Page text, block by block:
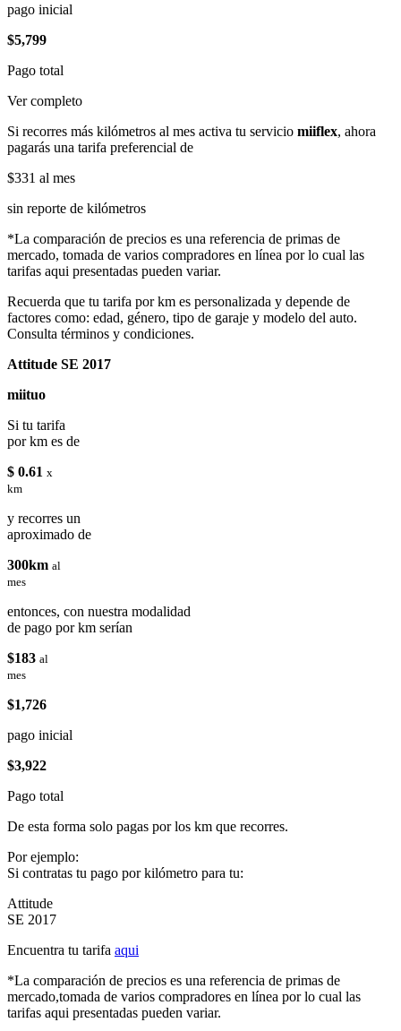
pago inicial
$5,799
Pago total
Ver completo
Si recorres más kilómetros al mes activa tu servicio miiflex, ahora
pagarás una tarifa preferencial de
$331 al mes
sin reporte de kilómetros
*La comparación de precios es una referencia de primas de
mercado, tomada de varios compradores en línea por lo cual las
tarifas aqui presentadas pueden variar.
Recuerda que tu tarifa por km es personalizada y depende de
factores como: edad, género, tipo de garaje y modelo del auto.
Consulta términos y condiciones.
Attitude SE 2017
miituo
Si tu tarifa
por km es de
$ 0.61 x
km
y recorres un
aproximado de
300km al
mes
entonces, con nuestra modalidad
de pago por km serían
$183 al
mes
$1,726
pago inicial
$3,922
Pago total
De esta forma solo pagas por los km que recorres.
Por ejemplo:
Si contratas tu pago por kilómetro para tu:
Attitude
SE 2017
Encuentra tu tarifa aqui
*La comparación de precios es una referencia de primas de
mercado,tomada de varios compradores en línea por lo cual las
tarifas aqui presentadas pueden variar.